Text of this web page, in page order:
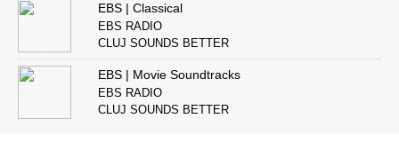
EBS | Classical
EBS RADIO
CLUJ SOUNDS BETTER
EBS | Movie Soundtracks
EBS RADIO
CLUJ SOUNDS BETTER